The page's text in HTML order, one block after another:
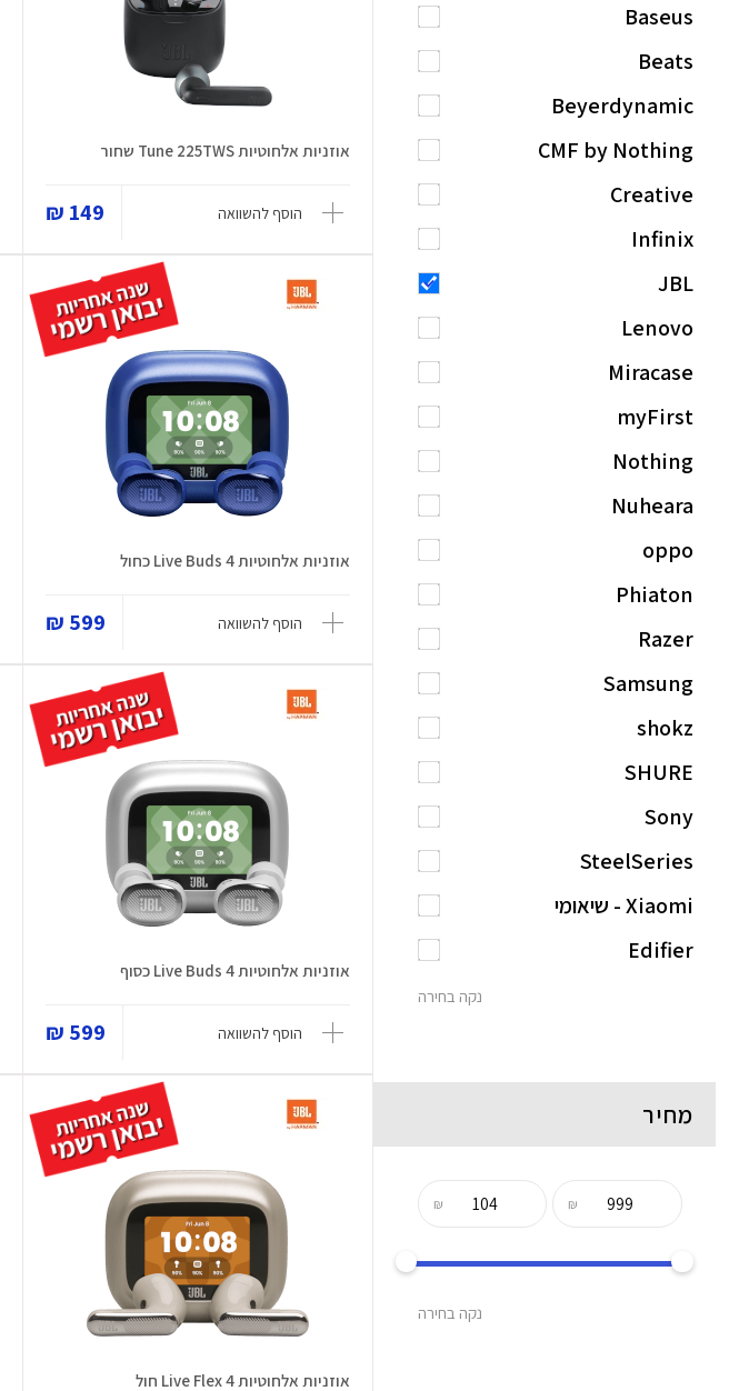
אוזניות אלחוטיות Tune 225TWS שחור
הוסף להשוואה 149 ₪
אוזניות אלחוטיות Live Buds 4 כחול
הוסף להשוואה 599 ₪
אוזניות אלחוטיות Live Buds 4 כסוף
הוסף להשוואה 599 ₪
אוזניות אלחוטיות Live Flex 4 חול
Baseus
Beats
Beyerdynamic
CMF by Nothing
Creative
Infinix
JBL
Lenovo
Miracase
myFirst
Nothing
Nuheara
oppo
Phiaton
Razer
Samsung
shokz
SHURE
Sony
SteelSeries
Xiaomi - שיאומי
Edifier
נקה בחירה
מחיר
₪
₪
נקה בחירה